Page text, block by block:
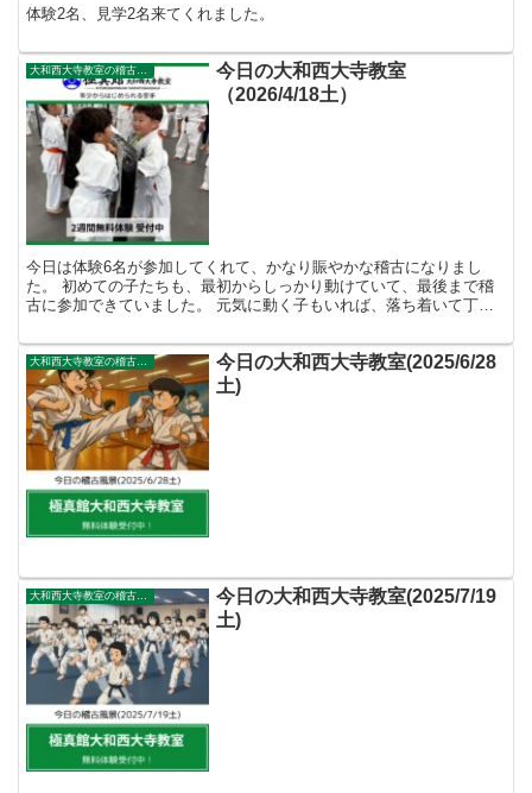
体験2名、見学2名来てくれました。
大和西大寺教室の稽古風景
今日の大和西大寺教室
（2026/4/18土）
今日は体験6名が参加してくれて、かなり賑やかな稽古になりまし
た。 初めての子たちも、最初からしっかり動けていて、最後まで稽
古に参加できていました。 元気に動く子もいれば、落ち着いて丁寧
大和西大寺教室の稽古風景
今日の大和西大寺教室(2025/6/28
土)
大和西大寺教室の稽古風景
今日の大和西大寺教室(2025/7/19
土)